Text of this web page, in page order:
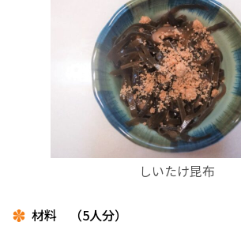
しいたけ昆布
材料 （5人分）
妊婦健診
お産について
親と子の結びつき支援
母乳育児